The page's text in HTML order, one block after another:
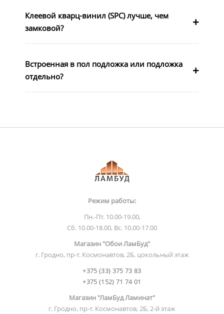
Клеевой кварц-винил (SPC) лучше, чем
замковой?
Встроенная в пол подложка или подложка
отдельно?
Режим работы:
Пн.-Пт. 10.00-19.00,
Сб. 10.00-18.00, Вс. 10.00-17.00
Магазин "Обои ЛамБуд"
г. Гродно, пр-т. Космонавтов, 2Б, цокольный этаж
+375 (33) 375 73 83
+375 (152) 71 74 01
Магазин "ЛамБуд Ламинат"
г. Гродно, пр-т. Космонавтов, 2Б, 2-й этаж